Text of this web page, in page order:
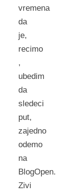
vremena
da
je,
recimo
,
ubedim
da
sledeci
put,
zajedno
odemo
na
BlogOpen.
Zivi